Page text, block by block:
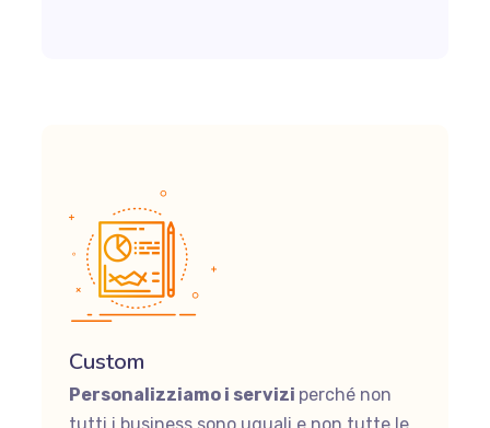
Custom
Personalizziamo i servizi perché non